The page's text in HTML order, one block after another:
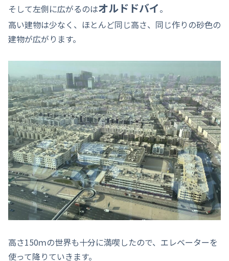
そして左側に広がるのはオルドドバイ。
高い建物は少なく、ほとんど同じ高さ、同じ作りの砂色の
建物が広がります。
高さ150ｍの世界も十分に満喫したので、エレベーターを
使って降りていきます。